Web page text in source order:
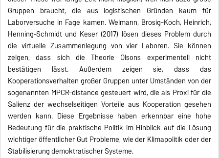
Gruppen braucht, die aus logistischen Gründen kaum für
Laborversuche in Fage kamen. Weimann, Brosig-Koch, Heinrich,
Henning-Schmidt und Keser (2017) lösen dieses Problem durch
die virtuelle Zusammenlegung von vier Laboren. Sie können
zeigen, dass sich die Theorie Olsons experimentell nicht
bestätigen lässt. Außerdem zeigen sie, dass das
Kooperationsverhalten großer Gruppen unter Umständen von der
sogenannten MPCR-distance gesteuert wird, die als Proxi für die
Salienz der wechselseitigen Vorteile aus Kooperation gesehen
werden kann. Diese Ergebnisse haben erkennbar eine hohe
Bedeutung für die praktische Politik im Hinblick auf die Lösung
wichtiger öffentlicher Gut Probleme, wie der Klimapolitik oder der
Stabilisierung demoktratischer Systeme.